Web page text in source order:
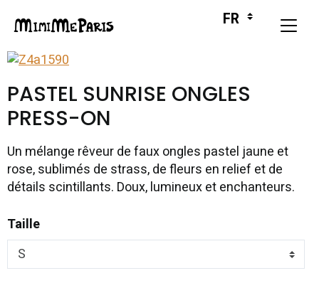
PASTEL SUNRISE ONGLES
PRESS-ON
Un mélange rêveur de faux ongles pastel jaune et
rose, sublimés de strass, de fleurs en relief et de
détails scintillants. Doux, lumineux et enchanteurs.
Taille